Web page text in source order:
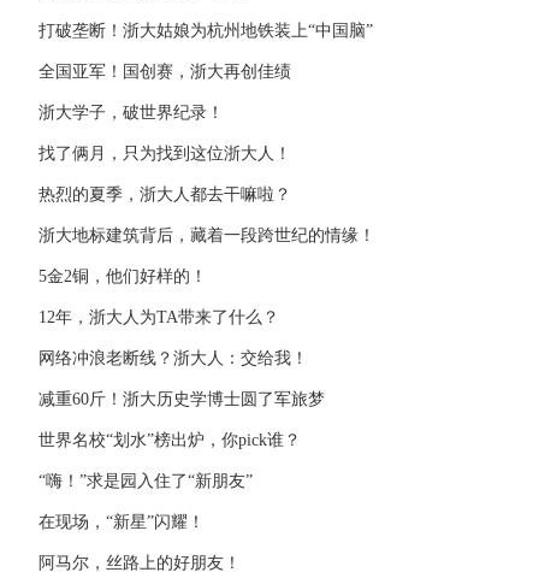
打破垄断！浙大姑娘为杭州地铁装上“中国脑”
全国亚军！国创赛，浙大再创佳绩
浙大学子，破世界纪录！
找了俩月，只为找到这位浙大人！
热烈的夏季，浙大人都去干嘛啦？
浙大地标建筑背后，藏着一段跨世纪的情缘！
5金2铜，他们好样的！
12年，浙大人为TA带来了什么？
网络冲浪老断线？浙大人：交给我！
减重60斤！浙大历史学博士圆了军旅梦
世界名校“划水”榜出炉，你pick谁？
“嗨！”求是园入住了“新朋友”
在现场，“新星”闪耀！
阿马尔，丝路上的好朋友！